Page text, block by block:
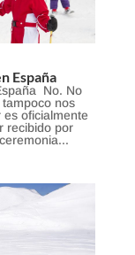
España
No. No
nos
oficialmente
recibido por